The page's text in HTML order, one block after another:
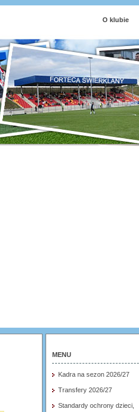
O klubie
MENU
Kadra na sezon 2026/27
Transfery 2026/27
Standardy ochrony dzieci,